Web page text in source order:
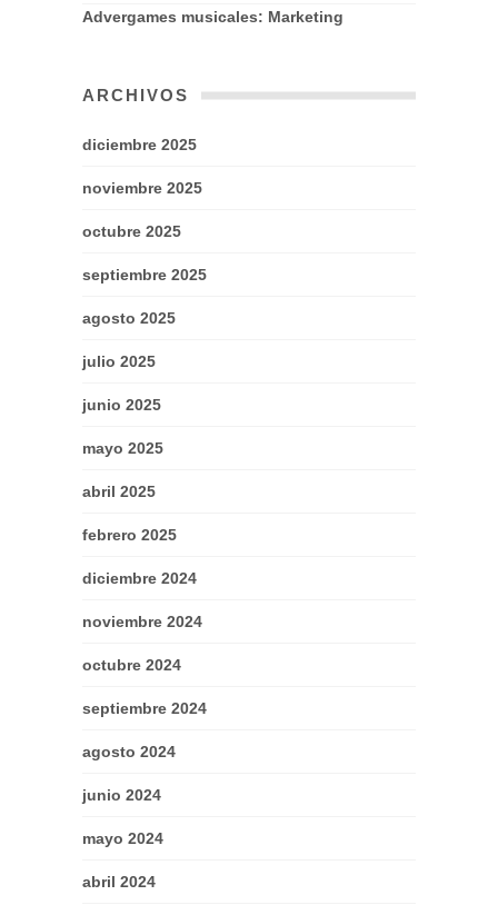
Advergames musicales: Marketing
ARCHIVOS
diciembre 2025
noviembre 2025
octubre 2025
septiembre 2025
agosto 2025
julio 2025
junio 2025
mayo 2025
abril 2025
febrero 2025
diciembre 2024
noviembre 2024
octubre 2024
septiembre 2024
agosto 2024
junio 2024
mayo 2024
abril 2024